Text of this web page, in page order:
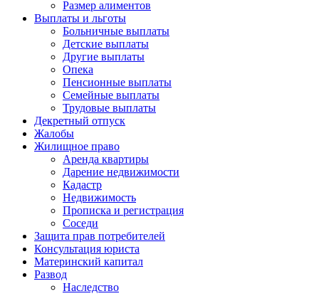
Размер алиментов
Выплаты и льготы
Больничные выплаты
Детские выплаты
Другие выплаты
Опека
Пенсионные выплаты
Семейные выплаты
Трудовые выплаты
Декретный отпуск
Жалобы
Жилищное право
Аренда квартиры
Дарение недвижимости
Кадастр
Недвижимость
Прописка и регистрация
Соседи
Защита прав потребителей
Консультация юриста
Материнский капитал
Развод
Наследство